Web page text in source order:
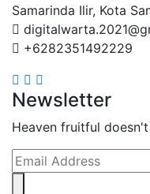
Samarinda Ilir, Kota
+6282351492229
Newsletter
Heaven fruitful